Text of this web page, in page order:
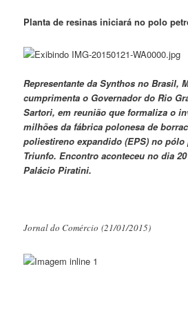
Planta de resinas iniciará no polo
Representante da Synthos no Brasil,
cumprimenta o Governador do Rio
Sartori, em reunião que formaliza o
milhões da fábrica polonesa de
poliestireno expandido (EPS) no
Triunfo. Encontro aconteceu no dia
Palácio Piratini.
Jornal do Comércio (21/01/2015)